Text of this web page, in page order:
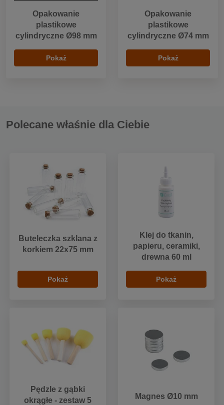
Opakowanie
plastikowe
cylindryczne Ø98 mm
Pokaż
Opakowanie
plastikowe
cylindryczne Ø74 mm
Pokaż
Polecane właśnie dla Ciebie
Buteleczka szklana z
korkiem 22x75 mm
Pokaż
Klej do tkanin,
papieru, ceramiki,
drewna 60 ml
Pokaż
Pędzle z gąbki
okrągłe - zestaw 5
Magnes Ø10 mm